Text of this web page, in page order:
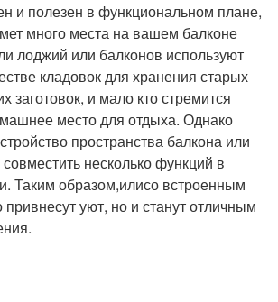
и полезен в функциональном плане,
много места на вашем балконе
лоджий или балконов используют
кладовок для хранения старых
и мало кто стремится
место для отдыха. Однако
пространства балкона или
несколько функций в
Таким образом,илисо встроенным
уют, но и станут отличным